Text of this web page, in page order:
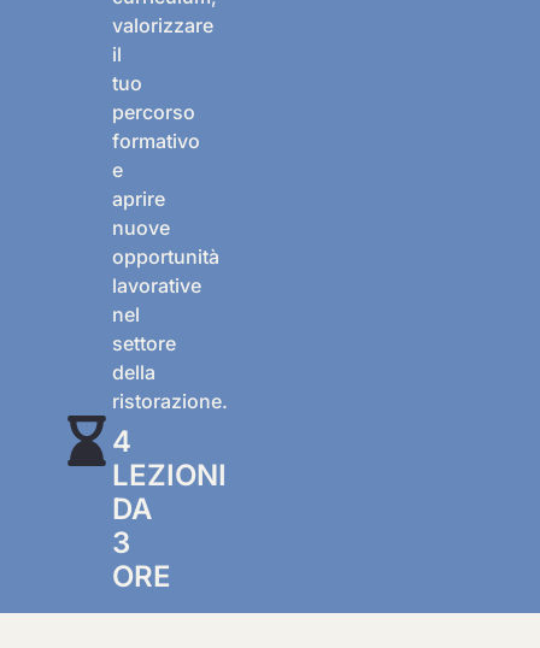
valorizzare
il
tuo
percorso
formativo
e
aprire
nuove
opportunità
lavorative
nel
settore
della
ristorazione.
4
LEZIONI
DA
3
ORE